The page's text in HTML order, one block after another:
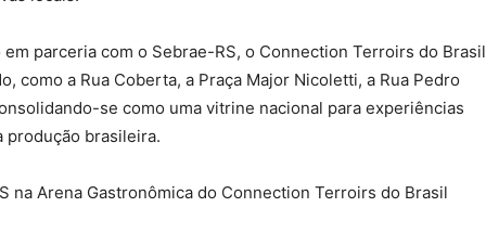
parceria com o Sebrae-RS, o Connection Terroirs do Brasil
como a Rua Coberta, a Praça Major Nicoletti, a Rua Pedro
se como uma vitrine nacional para experiências
produção brasileira.
na Arena Gastronômica do Connection Terroirs do Brasil